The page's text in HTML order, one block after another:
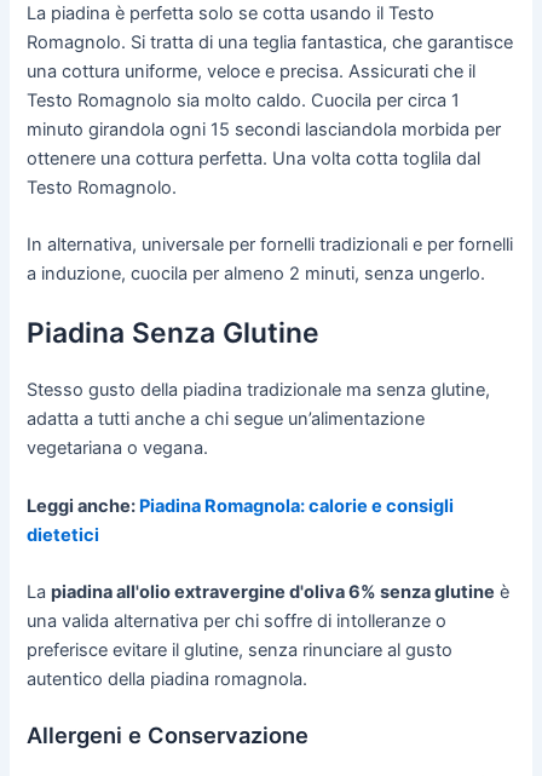
La piadina è perfetta solo se cotta usando il Testo
Romagnolo. Si tratta di una teglia fantastica, che garantisce
una cottura uniforme, veloce e precisa. Assicurati che il
Testo Romagnolo sia molto caldo. Cuocila per circa 1
minuto girandola ogni 15 secondi lasciandola morbida per
ottenere una cottura perfetta. Una volta cotta toglila dal
Testo Romagnolo.
In alternativa, universale per fornelli tradizionali e per fornelli
a induzione, cuocila per almeno 2 minuti, senza ungerlo.
Piadina Senza Glutine
Stesso gusto della piadina tradizionale ma senza glutine,
adatta a tutti anche a chi segue un’alimentazione
vegetariana o vegana.
Leggi anche: Piadina Romagnola: calorie e consigli
dietetici
Lapiadina all'olio extravergine d'oliva 6% senza glutine è
una valida alternativa per chi soffre di intolleranze o
preferisce evitare il glutine, senza rinunciare al gusto
autentico della piadina romagnola.
Allergeni e Conservazione